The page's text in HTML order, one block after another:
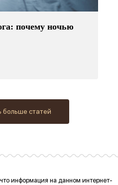
почему ночью
больше статей
информация на данном интернет-